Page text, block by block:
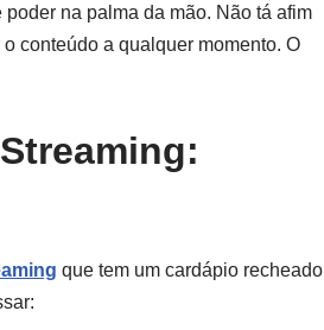
na palma da mão. Não tá afim
conteúdo a qualquer momento. O
que tem um cardápio recheado